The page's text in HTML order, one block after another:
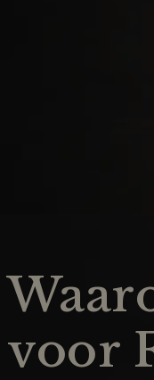
voor